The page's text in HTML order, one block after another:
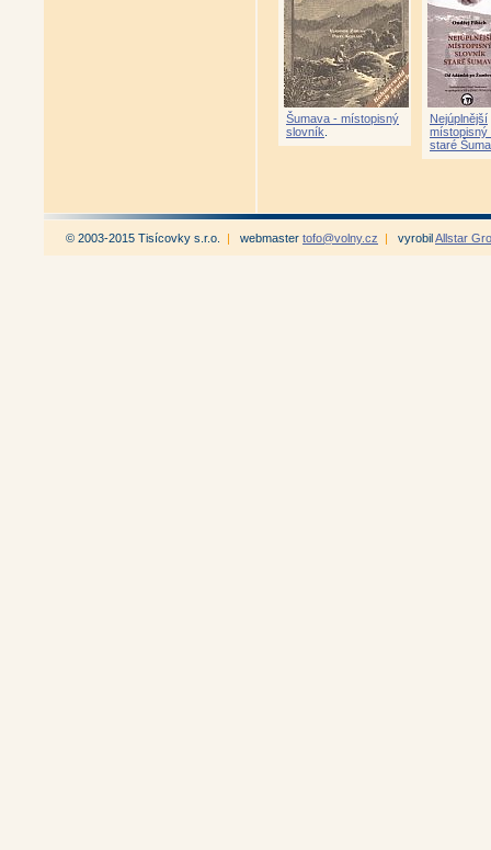
Šumava - místopisný
slovník
Nejúplnější
místopisný
staré
© 2003-2015 Tisícovky s.r.o. | webmaster tofo@volny.cz | vyrobilAllstar